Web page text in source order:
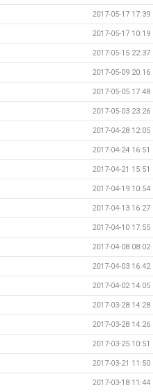
2017-05-17 17:39
2017-05-17 10:19
2017-05-15 22:37
2017-05-09 20:16
2017-05-05 17:48
2017-05-03 23:26
2017-04-28 12:05
2017-04-24 16:51
2017-04-21 15:51
2017-04-19 10:54
2017-04-13 16:27
2017-04-10 17:55
2017-04-08 08:02
2017-04-03 16:42
2017-04-02 14:05
2017-03-28 14:28
2017-03-28 14:26
2017-03-25 10:51
2017-03-21 11:50
2017-03-18 11:44